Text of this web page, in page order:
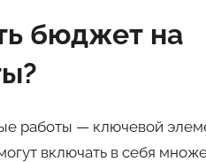
бюджет на
работы — ключевой
включать в себя